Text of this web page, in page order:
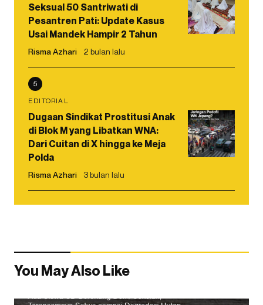
Seksual 50 Santriwati di
Pesantren Pati: Update Kasus
Usai Mandek Hampir 2 Tahun
Risma Azhari 2 bulan lalu
5
EDITORIAL
Dugaan Sindikat Prostitusi Anak
di Blok M yang Libatkan WNA:
Dari Cuitan di X hingga ke Meja
Polda
Risma Azhari 3 bulan lalu
You May Also Like